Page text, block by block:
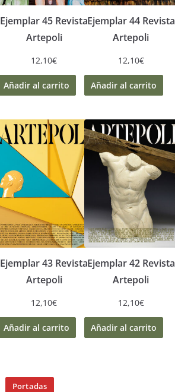
Ejemplar 45 Revista
Artepoli
12,10€
Añadir al carrito
Ejemplar 44 Revista
Artepoli
12,10€
Añadir al carrito
Ejemplar 43 Revista
Artepoli
12,10€
Añadir al carrito
Ejemplar 42 Revista
Artepoli
12,10€
Añadir al carrito
Portadas